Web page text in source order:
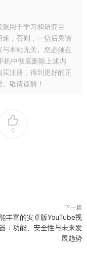
用于学习和研究目
，否则，一切后果请
本站无关。您必须在
机中彻底删除上述内
注册，得到更好的正
敬请谅解！
0
下一篇
丰富的安卓版YouTube视
：功能、安全性与未来发
展趋势